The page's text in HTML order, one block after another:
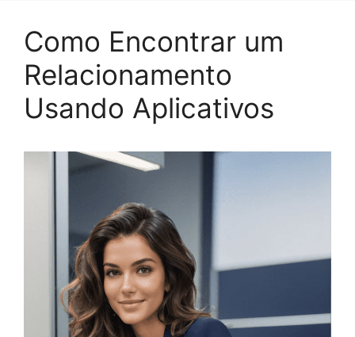
Como Encontrar um
Relacionamento
Usando Aplicativos